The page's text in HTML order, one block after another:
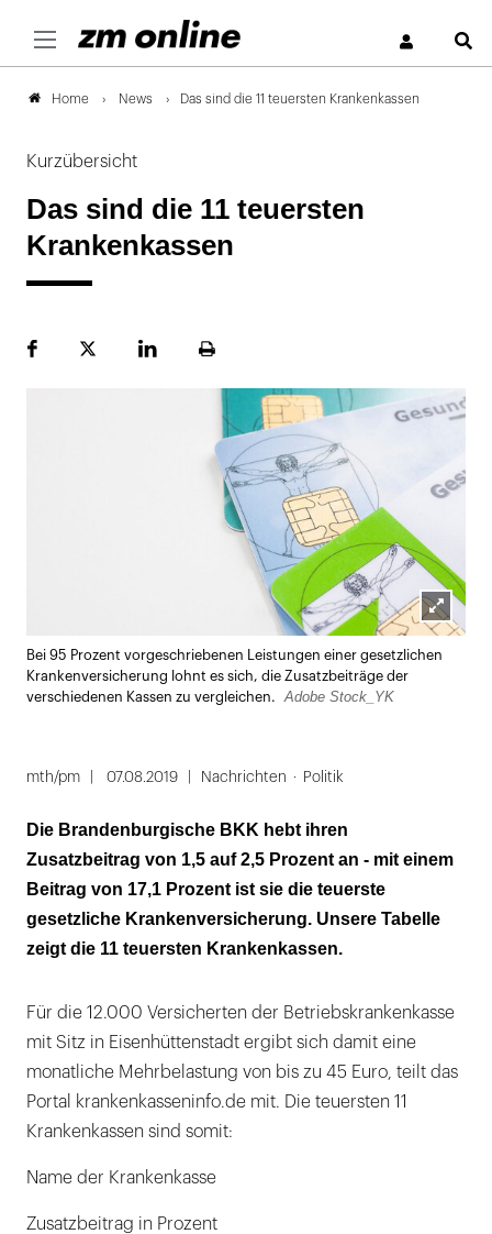
Home News Das sind die 11 teuersten Krankenkassen
Kurzübersicht
Das sind die 11 teuersten
Krankenkassen
FacebookPlattformLinekdInSeite
Lightbox
öffnen
Bei 95 Prozent vorgeschriebenen Leistungen einer gesetzlichen
Krankenversicherung lohnt es sich, die Zusatzbeiträge der
verschiedenen Kassen zu vergleichen.
Adobe Stock_YK
mth/pm 07.08.2019 Nachrichten Politik
Die Brandenburgische BKK hebt ihren
Zusatzbeitrag von 1,5 auf 2,5 Prozent an - mit einem
Beitrag von 17,1 Prozent ist sie die teuerste
gesetzliche Krankenversicherung. Unsere Tabelle
zeigt die 11 teuersten Krankenkassen.
Für die 12.000 Versicherten der Betriebskrankenkasse
mit Sitz in Eisenhüttenstadt ergibt sich damit eine
monatliche Mehrbelastung von bis zu 45 Euro, teilt das
Portal krankenkasseninfo.de mit. Die teuersten 11
Krankenkassen sind somit:
Name der Krankenkasse
Zusatzbeitrag in Prozent